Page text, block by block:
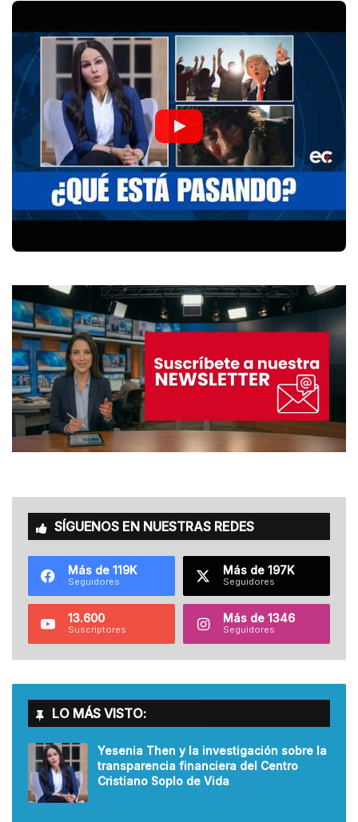
SÍGUENOS EN NUESTRAS REDES
Más de 119K
Seguidores
Más de 197K
Seguidores
13.600
Suscriptores
Más de 1346
Seguidores
LO MÁS VISTO:
Yesenia Then y la investigación sobre la
transparencia financiera del Centro
Cristiano Soplo de Vida